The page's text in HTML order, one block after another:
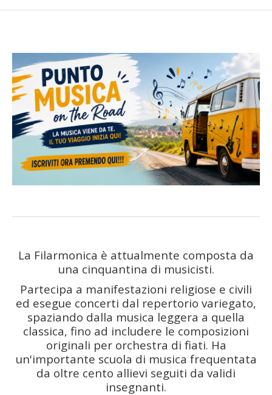
SCUOLA DI MUSICA
Corsi
Insegnanti
Attività estive
SOSTIENICI
5 x mille
La Filarmonica è attualmente composta da
una cinquantina di musicisti.
Partecipa a manifestazioni religiose e civili
ed esegue concerti dal repertorio variegato,
spaziando dalla musica leggera a quella
classica, fino ad includere le composizioni
originali per orchestra di fiati. Ha
un'importante scuola di musica frequentata
da oltre cento allievi seguiti da validi
insegnanti.